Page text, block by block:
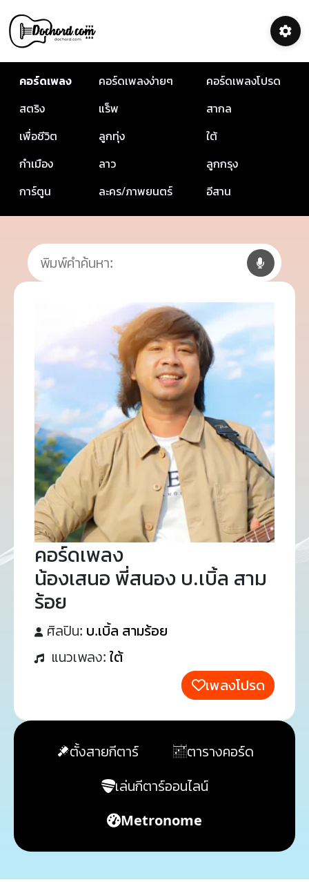
คอร์ดเพลง คอร์ดเพลงง่ายๆ
คอร์ดเพลงโปรด
สตริง
แร็พ
สากล
เพื่อชีวิต
ลูกทุ่ง
ใต้
กำเมือง
ลาว
ลูกกรุง
การ์ตูน
ละคร/ภาพยนตร์ อีสาน
คอร์ดเพลง
น้องเสนอ พี่สนอง บ.เบิ้ล สาม
ร้อย
ศิลปิน: บ.เบิ้ล สามร้อย
แนวเพลง: ใต้
เพลงโปรด
ตั้งสายกีตาร์
ตารางคอร์ด
เล่นกีตาร์ออนไลน์
Metronome